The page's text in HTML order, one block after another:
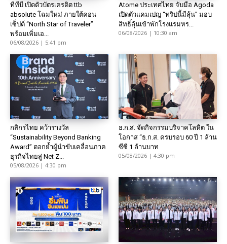
ทีทีบี เปิดตัวบัตรเครดิต ttb
absolute โฉมใหม่ ภายใต้คอน
เซ็ปต์ “North Star of Traveler”
พร้อมเพิ่มเอ...
06/08/2026 | 5:41 pm
Atome ประเทศไทย จับมือ Agoda
เปิดตัวแคมเปญ “ทริปนี้มีลุ้น” มอบ
สิทธิ์ลุ้นเข้าพักโรงแรมหร...
06/08/2026 | 10:30 am
กสิกรไทย คว้ารางวัล
“Sustainability Beyond Banking
Award” ตอกย้ำผู้นำขับเคลื่อนภาค
ธุรกิจไทยสู่ Net Z...
05/08/2026 | 4:30 pm
ธ.ก.ส. จัดกิจกรรมบริจาคโลหิต ใน
โอกาส “ธ.ก.ส. ครบรอบ 60 ปี 1 ล้าน
ซีซี 1 ล้านบาท
05/08/2026 | 4:30 pm